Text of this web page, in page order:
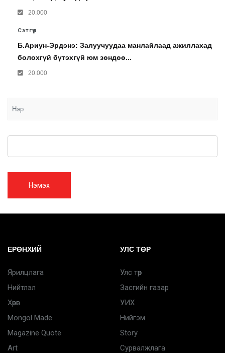
20.000
Сэтгүүл
Б.Ариун-Эрдэнэ: Залуучуудаа манлайлаад ажиллахад
болохгүй бүтэхгүй юм зөндөө...
20.000
Нэмэх
ЕРӨНХИЙ
Ярилцлага
Нийтлэл
Хөрөг
Mongol Made
Magazine Quote
Art
УЛС ТӨР
Улс төр
Засгийн газар
УИХ
Нийгэм
Story
Сурвалжлага